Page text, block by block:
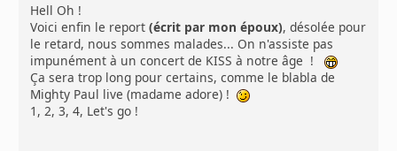
Hell Oh !
Voici enfin le report(écrit par mon époux), désolée pour
le retard, nous sommes malades... On n'assiste pas
impunément à un concert de KISS à notre âge !
Ça sera trop long pour certains, comme le blabla de
Mighty Paul live (madame adore) !
1, 2, 3, 4, Let's go !